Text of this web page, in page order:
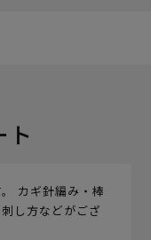
ト
カギ針編み・棒
し方などがござ